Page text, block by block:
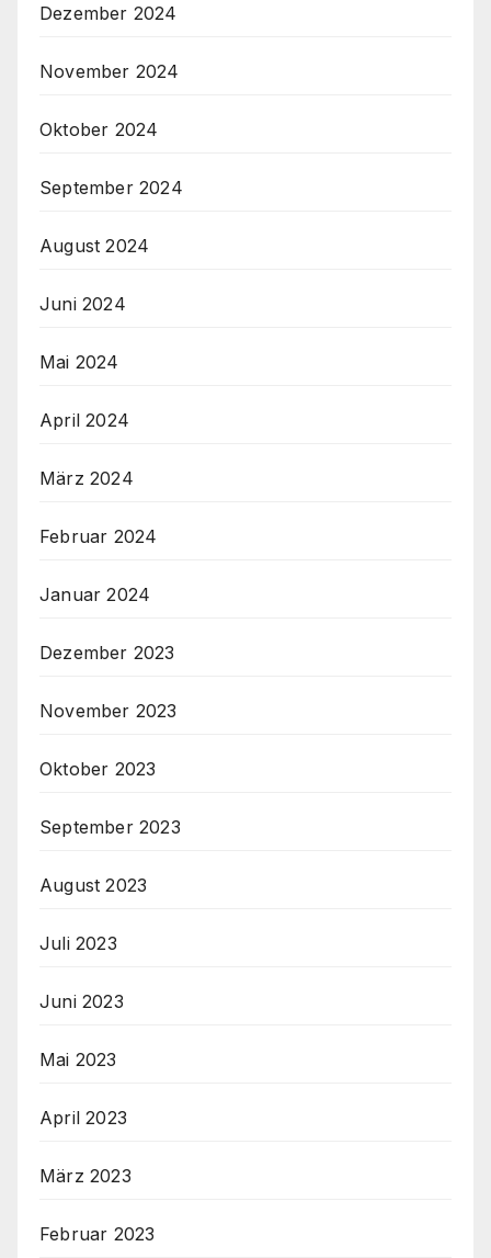
Dezember 2024
November 2024
Oktober 2024
September 2024
August 2024
Juni 2024
Mai 2024
April 2024
März 2024
Februar 2024
Januar 2024
Dezember 2023
November 2023
Oktober 2023
September 2023
August 2023
Juli 2023
Juni 2023
Mai 2023
April 2023
März 2023
Februar 2023